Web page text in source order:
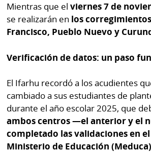
Mientras que elviernes 7 de
se realizarán en los
Francisco, Pueblo Nuevo y
Verificación de datos: un paso
El Ifarhu recordó a los acudientes
cambiado a sus estudiantes de
durante el año escolar 2025, que
ambos centros —el anterior y el
completado las validaciones en
Ministerio de Educación (Meduca)